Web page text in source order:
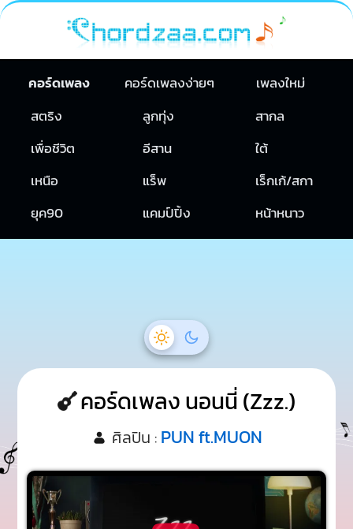
คอร์ดเพลง คอร์ดเพลงง่ายๆ
เพลงใหม่
สตริง
ลูกทุ่ง
สากล
เพื่อชีวิต
อีสาน
ใต้
เหนือ
แร็พ
เร็กเก้/สกา
ยุค90
แคมป์ปิ้ง หน้าหนาว
คอร์ดเพลง นอนนี่ (Zzz.)
ศิลปิน : PUN ft.MUON